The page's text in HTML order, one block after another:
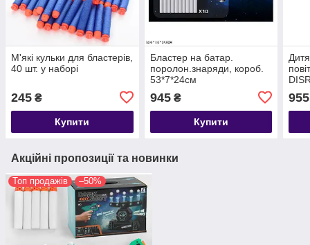
М'які кульки для бластерів,
40 шт. у наборі
245 ₴
Купити
Бластер на батар.
поролон.знаряди, короб.
53*7*24см
945₴
Купити
955
Акційні пропозиції та новинки
Топ продажів –50%